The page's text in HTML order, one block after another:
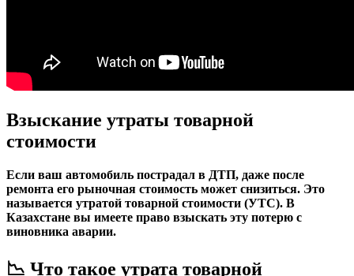
Взыскание утраты товарной
стоимости
Если ваш автомобиль пострадал в ДТП, даже после
ремонта его рыночная стоимость может снизиться. Это
называется утратой товарной стоимости (УТС). В
Казахстане вы имеете право взыскать эту потерю с
виновника аварии.
📉 Что такое утрата товарной